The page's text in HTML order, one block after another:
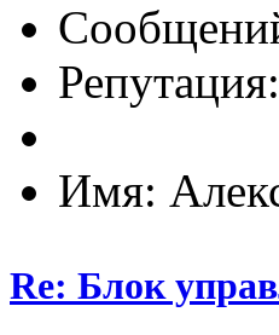
Имя:
Re: Блок